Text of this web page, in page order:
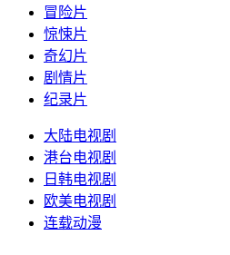
冒险片
惊悚片
奇幻片
剧情片
纪录片
大陆电视剧
港台电视剧
日韩电视剧
欧美电视剧
连载动漫